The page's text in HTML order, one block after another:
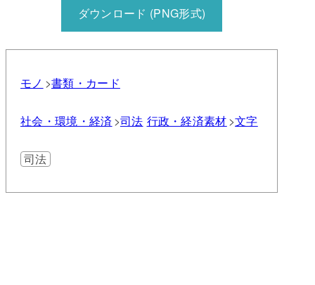
ダウンロード (PNG形式)
モノ 書類・カード
社会・環境・経済 司法 行政・経済素材 文字
司法